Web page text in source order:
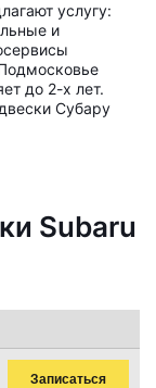
услугу:
и
до 2-х лет.
Субару
Subaru
Записаться